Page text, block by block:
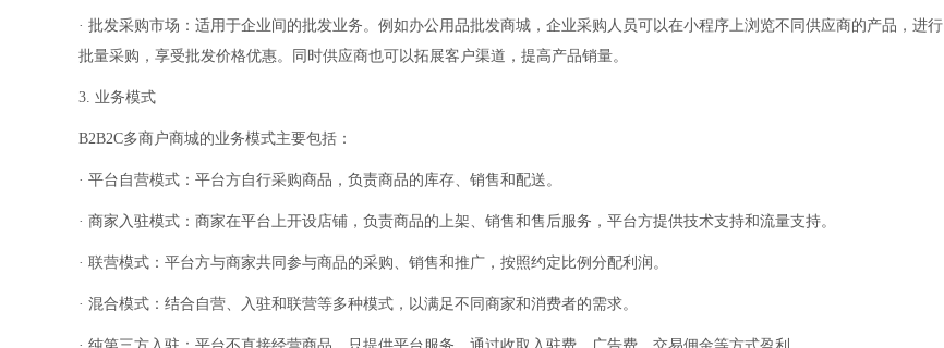
· 批发采购市场：适用于企业间的批发业务。例如办公用品批发商城，企业采购人员可以在小程序上浏览不同供应商的产品，进行
批量采购，享受批发价格优惠。同时供应商也可以拓展客户渠道，提高产品销量。
3. 业务模式
B2B2C多商户商城的业务模式主要包括：
· 平台自营模式：平台方自行采购商品，负责商品的库存、销售和配送。
· 商家入驻模式：商家在平台上开设店铺，负责商品的上架、销售和售后服务，平台方提供技术支持和流量支持。
· 联营模式：平台方与商家共同参与商品的采购、销售和推广，按照约定比例分配利润。
· 混合模式：结合自营、入驻和联营等多种模式，以满足不同商家和消费者的需求。